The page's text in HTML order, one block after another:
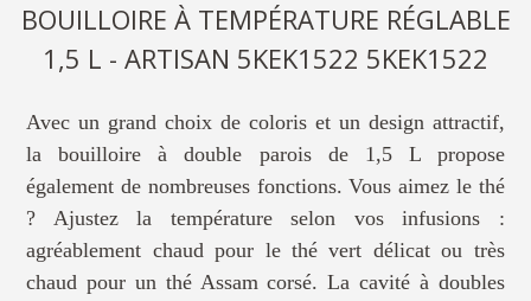
BOUILLOIRE À TEMPÉRATURE RÉGLABLE
1,5 L - ARTISAN 5KEK1522 5KEK1522
Avec un grand choix de coloris et un design attractif,
la bouilloire à double parois de 1,5 L propose
également de nombreuses fonctions. Vous aimez le thé
? Ajustez la température selon vos infusions :
agréablement chaud pour le thé vert délicat ou très
chaud pour un thé Assam corsé. La cavité à doubles